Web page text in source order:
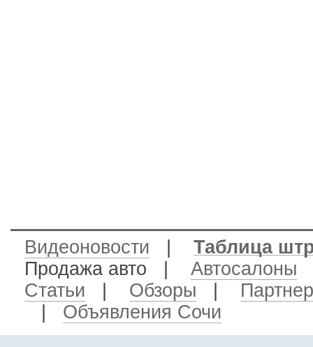
Видеоновости
Таблица
Продажа авто
Автосалоны
Статьи
Обзоры
Объявления Сочи